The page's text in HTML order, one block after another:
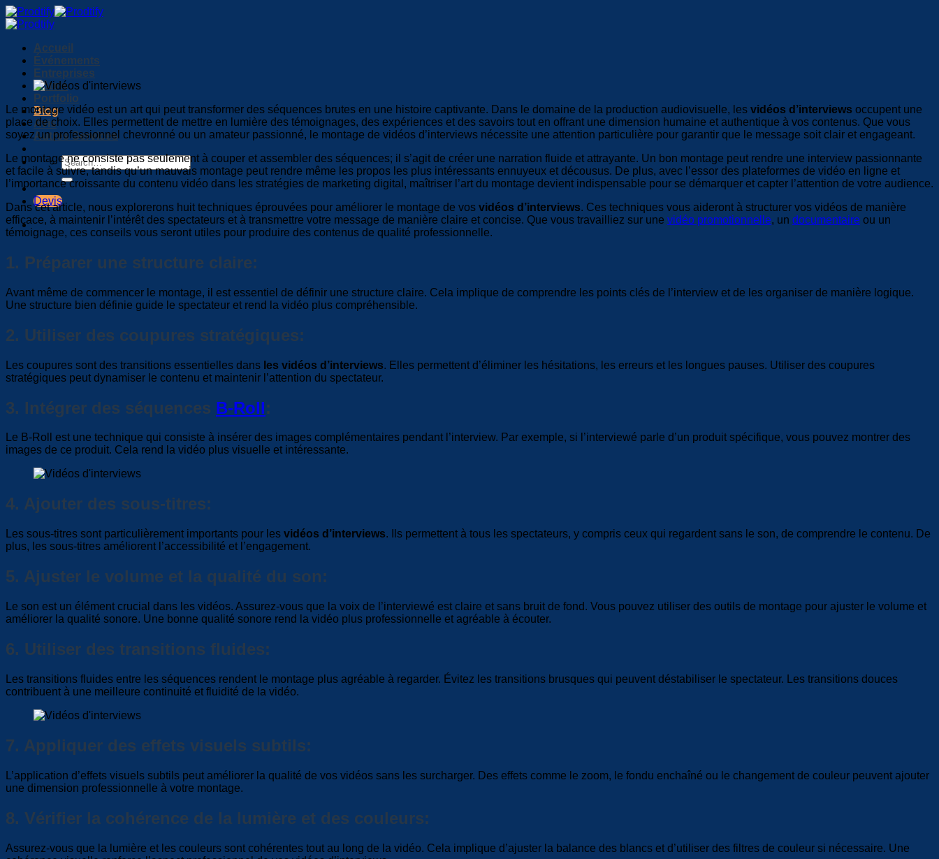
Passer
au
Accueil
Événements
Entreprises
Hôtels
Portfolio
Blog
Avis
Autres Services
Devis
Le montage vidéo est un art qui peut transformer des séquences brutes en une histoire captivante. Dans le domaine de la production audiovisuelle, les vidéos d’interviews occupent une
place de choix. Elles permettent de mettre en lumière des témoignages, des expériences et des savoirs tout en offrant une dimension humaine et authentique à vos contenus. Que vous
soyez un professionnel chevronné ou un amateur passionné, le montage de vidéos d’interviews nécessite une attention particulière pour garantir que le message soit clair et engageant.
Le montage ne consiste pas seulement à couper et assembler des séquences; il s’agit de créer une narration fluide et attrayante. Un bon montage peut rendre une interview passionnante
et facile à suivre, tandis qu’un mauvais montage peut rendre même les propos les plus intéressants ennuyeux et décousus. De plus, avec l’essor des plateformes de vidéo en ligne et
l’importance croissante du contenu vidéo dans les stratégies de marketing digital, maîtriser l’art du montage devient indispensable pour se démarquer et capter l’attention de votre audience.
Dans cet article, nous explorerons huit techniques éprouvées pour améliorer le montage de vos vidéos d’interviews. Ces techniques vous aideront à structurer vos vidéos de manière
efficace, à maintenir l’intérêt des spectateurs et à transmettre votre message de manière claire et concise. Que vous travailliez sur une vidéo promotionnelle, un documentaire ou un
témoignage, ces conseils vous seront utiles pour produire des contenus de qualité professionnelle.
1. Préparer une structure claire:
Avant même de commencer le montage, il est essentiel de définir une structure claire. Cela implique de comprendre les points clés de l’interview et de les organiser de manière logique.
Une structure bien définie guide le spectateur et rend la vidéo plus compréhensible.
2. Utiliser des coupures stratégiques:
Les coupures sont des transitions essentielles dans les vidéos d’interviews. Elles permettent d’éliminer les hésitations, les erreurs et les longues pauses. Utiliser des coupures
stratégiques peut dynamiser le contenu et maintenir l’attention du spectateur.
3. Intégrer des séquences B-Roll:
Le B-Roll est une technique qui consiste à insérer des images complémentaires pendant l’interview. Par exemple, si l’interviewé parle d’un produit spécifique, vous pouvez montrer des
images de ce produit. Cela rend la vidéo plus visuelle et intéressante.
4. Ajouter des sous-titres:
Les sous-titres sont particulièrement importants pour les vidéos d’interviews. Ils permettent à tous les spectateurs, y compris ceux qui regardent sans le son, de comprendre le contenu. De
plus, les sous-titres améliorent l’accessibilité et l’engagement.
5. Ajuster le volume et la qualité du son:
Le son est un élément crucial dans les vidéos. Assurez-vous que la voix de l’interviewé est claire et sans bruit de fond. Vous pouvez utiliser des outils de montage pour ajuster le volume et
améliorer la qualité sonore. Une bonne qualité sonore rend la vidéo plus professionnelle et agréable à écouter.
6. Utiliser des transitions fluides:
Les transitions fluides entre les séquences rendent le montage plus agréable à regarder. Évitez les transitions brusques qui peuvent déstabiliser le spectateur. Les transitions douces
contribuent à une meilleure continuité et fluidité de la vidéo.
7. Appliquer des effets visuels subtils:
L’application d’effets visuels subtils peut améliorer la qualité de vos vidéos sans les surcharger. Des effets comme le zoom, le fondu enchaîné ou le changement de couleur peuvent ajouter
une dimension professionnelle à votre montage.
8. Vérifier la cohérence de la lumière et des couleurs:
Assurez-vous que la lumière et les couleurs sont cohérentes tout au long de la vidéo. Cela implique d’ajuster la balance des blancs et d’utiliser des filtres de couleur si nécessaire. Une